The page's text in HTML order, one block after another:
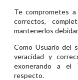
Te comprometes
correctos,
mantenerlos
Como Usuario del
veracidad y
exonerando a el
respecto.